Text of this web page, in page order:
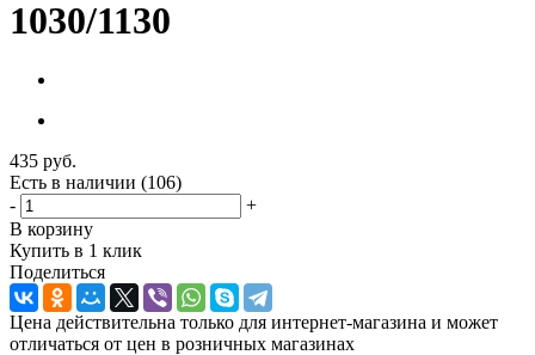
1030/1130
435 руб.
Есть в наличии (106)
-
+
В корзину
Купить в 1 клик
Поделиться
Цена действительна только для интернет-магазина и может
отличаться от цен в розничных магазинах